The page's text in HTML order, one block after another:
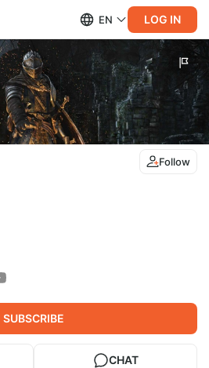
EN LOG IN
Follow
SUBSCRIBE
CHAT